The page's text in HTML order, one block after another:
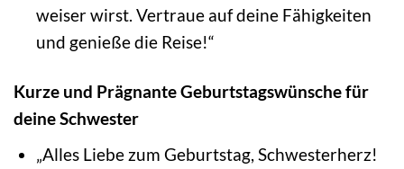
weiser wirst. Vertraue auf deine Fähigkeiten
und genieße die Reise!“
Kurze und Prägnante Geburtstagswünsche für
deine Schwester
„Alles Liebe zum Geburtstag, Schwesterherz!